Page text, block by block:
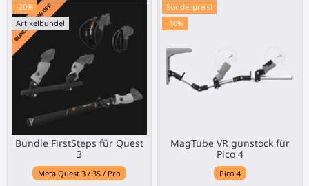
-20%
Artikelbündel
Bundle FirstSteps für Quest
3
Meta Quest 3 / 3S / Pro
Sonderpreis!
-10%
MagTube VR gunstock für
Pico 4
Pico 4